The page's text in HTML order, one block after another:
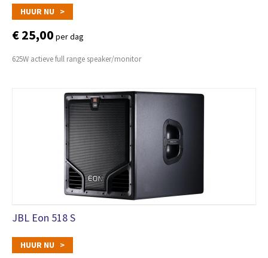
HUUR NU >
€ 25,00 per dag
625W actieve full range speaker/monitor
JBL Eon 518 S
HUUR NU >